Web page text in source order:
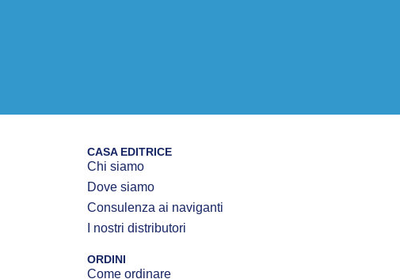
CASA EDITRICE
Chi siamo
Dove siamo
Consulenza ai naviganti
I nostri distributori
ORDINI
Come ordinare